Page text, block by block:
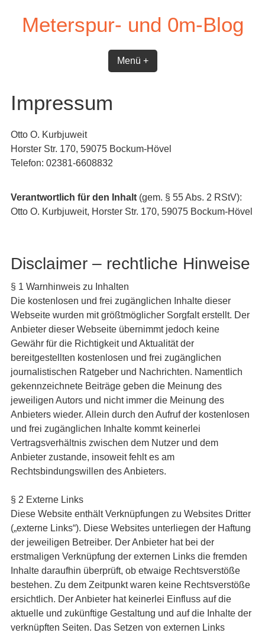
contentMeterspur- und 0m-Blog
Menü +
Impressum
Otto O. Kurbjuweit
Horster Str. 170, 59075 Bockum-Hövel
Telefon: 02381-6608832
Verantwortlich für den Inhalt(gem. § 55 Abs. 2 RStV):
Otto O. Kurbjuweit, Horster Str. 170, 59075 Bockum-Hövel
Disclaimer – rechtliche Hinweise
§ 1 Warnhinweis zu Inhalten
Die kostenlosen und frei zugänglichen Inhalte dieser
Webseite wurden mit größtmöglicher Sorgfalt erstellt. Der
Anbieter dieser Webseite übernimmt jedoch keine
Gewähr für die Richtigkeit und Aktualität der
bereitgestellten kostenlosen und frei zugänglichen
journalistischen Ratgeber und Nachrichten. Namentlich
gekennzeichnete Beiträge geben die Meinung des
jeweiligen Autors und nicht immer die Meinung des
Anbieters wieder. Allein durch den Aufruf der kostenlosen
und frei zugänglichen Inhalte kommt keinerlei
Vertragsverhältnis zwischen dem Nutzer und dem
Anbieter zustande, insoweit fehlt es am
Rechtsbindungswillen des Anbieters.
§ 2 Externe Links
Diese Website enthält Verknüpfungen zu Websites Dritter
(„externe Links“). Diese Websites unterliegen der Haftung
der jeweiligen Betreiber. Der Anbieter hat bei der
erstmaligen Verknüpfung der externen Links die fremden
Inhalte daraufhin überprüft, ob etwaige Rechtsverstöße
bestehen. Zu dem Zeitpunkt waren keine Rechtsverstöße
ersichtlich. Der Anbieter hat keinerlei Einfluss auf die
aktuelle und zukünftige Gestaltung und auf die Inhalte der
verknüpften Seiten. Das Setzen von externen Links